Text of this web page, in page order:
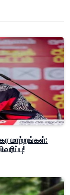
மாற்றங்கள்: